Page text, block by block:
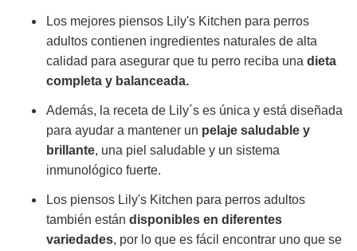
Los mejores piensos Lily's Kitchen para perros
adultos contienen ingredientes naturales de alta
calidad para asegurar que tu perro reciba una dieta
completa y balanceada.
Además, la receta de Lily´s es única y está diseñada
para ayudar a mantener un pelaje saludable y
brillante, una piel saludable y un sistema
inmunológico fuerte.
Los piensos Lily's Kitchen para perros adultos
también están disponibles en diferentes
variedades, por lo que es fácil encontrar uno que se